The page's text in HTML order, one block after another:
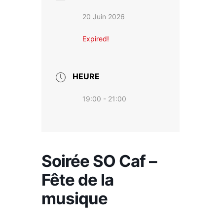
20 Juin 2026
Expired!
HEURE
19:00 - 21:00
Soirée SO Caf –
Fête de la
musique